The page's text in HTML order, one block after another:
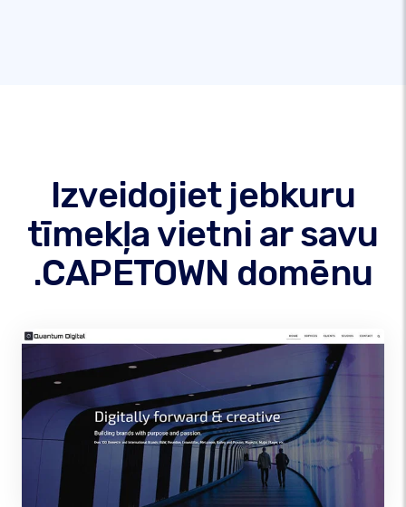
Izveidojiet jebkuru
tīmekļa vietni ar savu
.CAPETOWN domēnu